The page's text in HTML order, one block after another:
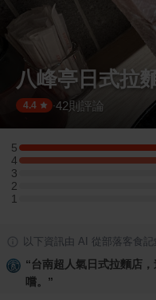
八峰亭日式拉
4.4 ·42 則評論
5
5 星：3 則評論
4
4 星：5 則評論
3
3 星：0 則評論
2
2 星：0 則評論
1
1 星：0 則評論
以下資訊由 AI 從部落客食記
“台南超人氣日式拉麵店
嚐。 ”